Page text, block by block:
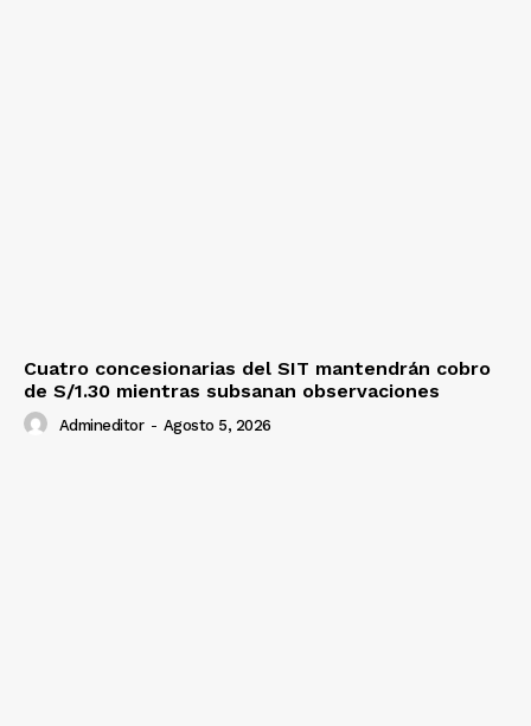
Cuatro concesionarias del SIT mantendrán cobro
de S/1.30 mientras subsanan observaciones
Admineditor - Agosto 5, 2026